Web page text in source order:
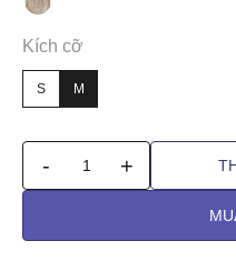
Kích cỡ
S M
- +